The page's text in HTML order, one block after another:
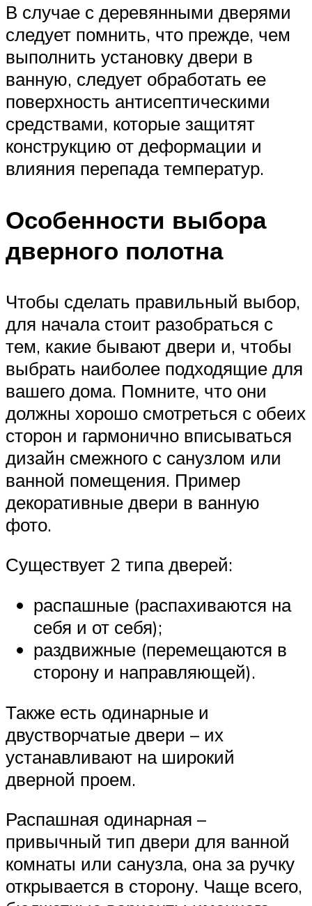
В случае с деревянными дверями
следует помнить, что прежде, чем
выполнить установку двери в
ванную, следует обработать ее
поверхность антисептическими
средствами, которые защитят
конструкцию от деформации и
влияния перепада температур.
Особенности выбора
дверного полотна
Чтобы сделать правильный выбор,
для начала стоит разобраться с
тем, какие бывают двери и, чтобы
выбрать наиболее подходящие для
вашего дома. Помните, что они
должны хорошо смотреться с обеих
сторон и гармонично вписываться
дизайн смежного с санузлом или
ванной помещения. Пример
декоративные двери в ванную
фото.
Существует 2 типа дверей:
распашные (распахиваются на
себя и от себя);
раздвижные (перемещаются в
сторону и направляющей).
Также есть одинарные и
двустворчатые двери – их
устанавливают на широкий
дверной проем.
Распашная одинарная –
привычный тип двери для ванной
комнаты или санузла, она за ручку
открывается в сторону. Чаще всего,